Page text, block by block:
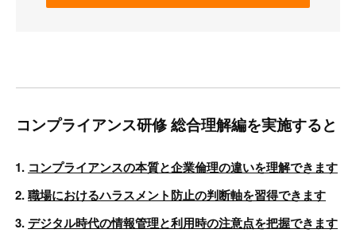
コンプライアンス研修 総合理解編を実施すると
コンプライアンスの本質と企業倫理の違いを理解できます
職場におけるハラスメント防止の判断軸を習得できます
デジタル時代の情報管理と利用時の注意点を把握できます